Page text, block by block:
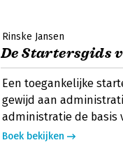
Rinske Jansen
De Startersgids
Een toegankelijke
gewijd aan
administratie de basis
Boek bekijken